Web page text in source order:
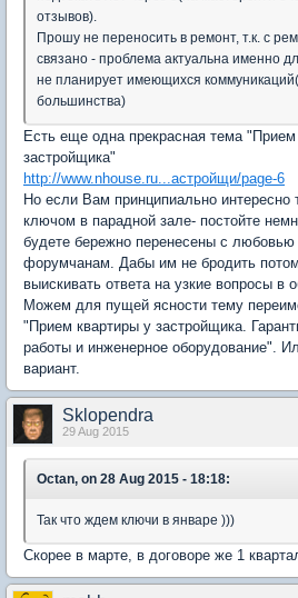
отзывов).
Прошу не переносить в ремонт, т.к. с
связано - проблема актуальна именно
не планирует имеющихся
большинства)
Есть еще одна прекрасная тема
застройщика"
http://www.nhouse.ru...астройщи/page-6
Но если Вам принципиально интересно
ключом в парадной зале- постойте
будете бережно перенесены с
форумчанам. Дабы им не бродить
выискивать ответа на узкие вопросы в
Можем для пущей ясности тему
"Прием квартиры у застройщика.
работы и инженерное оборудование".
вариант.
Sklopendra
29 Aug 2015
Octan, on 28 Aug 2015 - 18:18:
Так что ждем ключи в январе )))
Скорее в марте, в договоре же 1